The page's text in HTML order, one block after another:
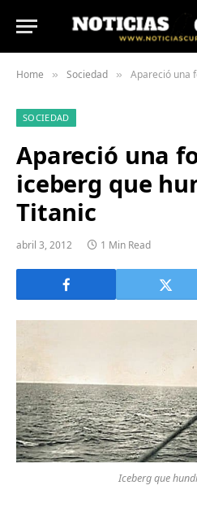
Home » Sociedad » Apareció una
SOCIEDAD
Apareció una
iceberg que
Titanic
abril 3, 2012 1 Min Read
Iceberg que